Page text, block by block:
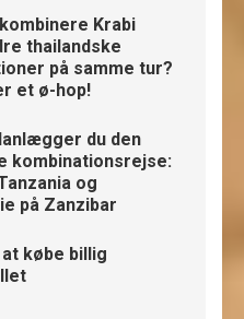
Krabi
thailandske
på samme tur?
et ø-hop!
du den
kombinationsrejse:
og
på Zanzibar
købe billig